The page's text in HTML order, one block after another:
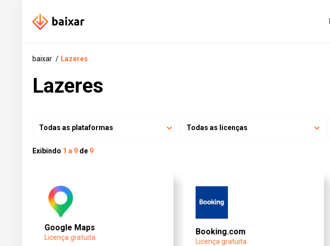
baixar Lazeres
Lazeres
Todas as plataformas Todas as licenças
Exibindo 1 a 9 de 9
Google Maps
Licença gratuita
Booking.com
Licença gratuita